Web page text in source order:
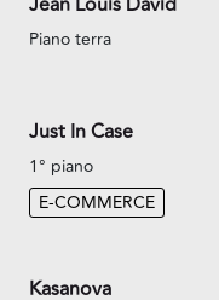
Piano terra
Just In Case
1° piano
E-COMMERCE
Kasanova